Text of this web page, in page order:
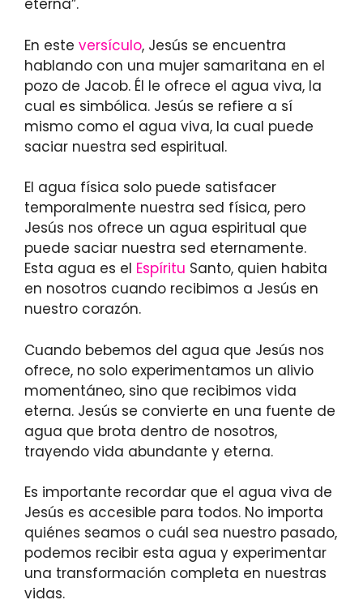
eterna”.
En este versículo, Jesús se encuentra
hablando con una mujer samaritana en el
pozo de Jacob. Él le ofrece el agua viva, la
cual es simbólica. Jesús se refiere a sí
mismo como el agua viva, la cual puede
saciar nuestra sed espiritual.
El agua física solo puede satisfacer
temporalmente nuestra sed física, pero
Jesús nos ofrece un agua espiritual que
puede saciar nuestra sed eternamente.
Esta agua es el Espíritu Santo, quien habita
en nosotros cuando recibimos a Jesús en
nuestro corazón.
Cuando bebemos del agua que Jesús nos
ofrece, no solo experimentamos un alivio
momentáneo, sino que recibimos vida
eterna. Jesús se convierte en una fuente de
agua que brota dentro de nosotros,
trayendo vida abundante y eterna.
Es importante recordar que el agua viva de
Jesús es accesible para todos. No importa
quiénes seamos o cuál sea nuestro pasado,
podemos recibir esta agua y experimentar
una transformación completa en nuestras
vidas.